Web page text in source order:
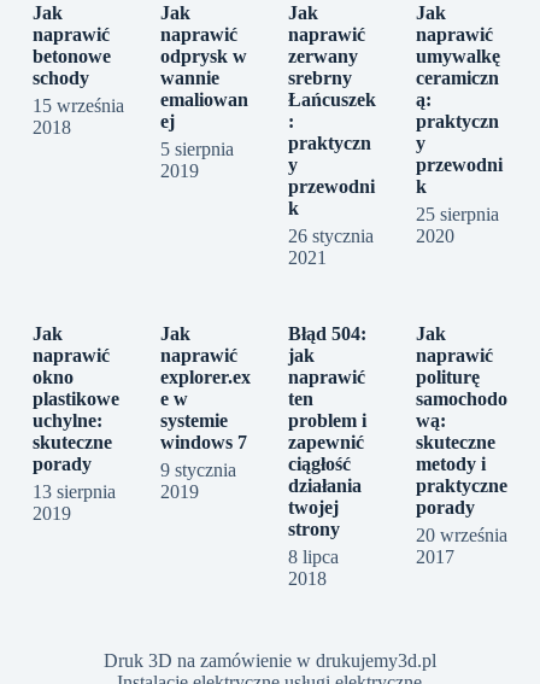
Jak
naprawić
betonowe
schody
15 września
2018
Jak
naprawić
odprysk w
wannie
emaliowan
ej
5 sierpnia
2019
Jak
naprawić
zerwany
srebrny
Łańcuszek
:
praktyczn
y
przewodni
k
26 stycznia
2021
Jak
naprawić
umywalkę
ceramiczn
ą:
praktyczn
y
przewodni
k
25 sierpnia
2020
Jak
naprawić
okno
plastikowe
uchylne:
skuteczne
porady
13 sierpnia
2019
Jak
naprawić
explorer.ex
e w
systemie
windows 7
9 stycznia
2019
Błąd 504:
jak
naprawić
ten
problem i
zapewnić
ciągłość
działania
twojej
strony
8 lipca
2018
Jak
naprawić
politurę
samochodo
wą:
skuteczne
metody i
praktyczne
porady
20 września
2017
Druk 3D na zamówienie w drukujemy3d.pl